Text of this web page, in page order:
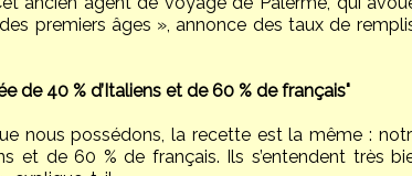
premiers âges », annonce des taux de
de 40 % d’Italiens et de 60 % de français"
nous possédons, la recette est la même :
et de 60 % de français. Ils s’entendent très